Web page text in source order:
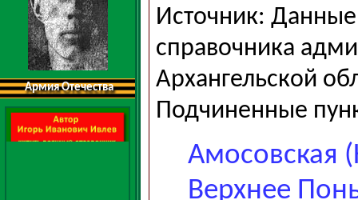
Армия Отечества
Источник:
справочника
Архангельской
Подчиненные
Амосовская
Верхнее